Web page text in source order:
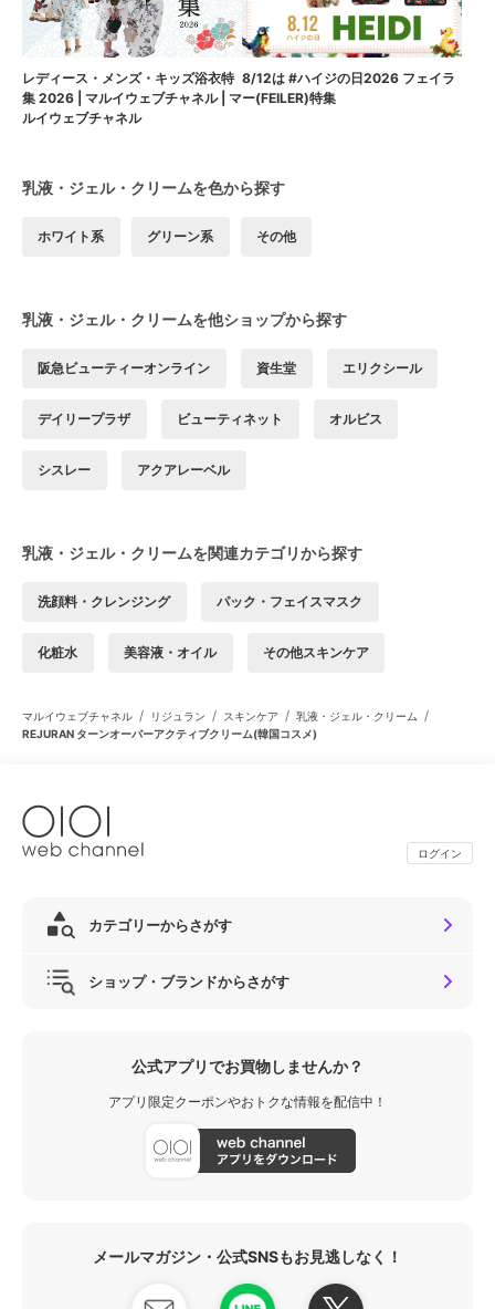
レディース・メンズ・キッズ浴衣特
集 2026 | マルイウェブチャネル | マ
ルイウェブチャネル
8/12は #ハイジの日2026 フェイラ
ー(FEILER)特集
乳液・ジェル・クリームを色から探す
ホワイト系 グリーン系 その他
乳液・ジェル・クリームを他ショップから探す
阪急ビューティーオンライン 資生堂 エリクシール
デイリープラザ ビューティネット オルビス
シスレー アクアレーベル
乳液・ジェル・クリームを関連カテゴリから探す
洗顔料・クレンジング パック・フェイスマスク
化粧水 美容液・オイル その他スキンケア
マルイウェブチャネル / リジュラン / スキンケア / 乳液・ジェル・クリーム /
REJURAN ターンオーバーアクティブクリーム(韓国コスメ)
ログイン
カテゴリーからさがす
ショップ・ブランドからさがす
公式アプリでお買物しませんか？
アプリ限定クーポンやおトクな情報を配信中！
メールマガジン・公式SNSもお見逃しなく！